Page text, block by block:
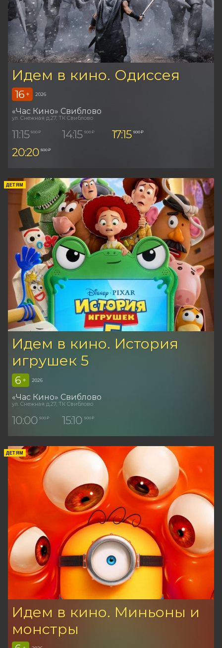
Идем в кино. Одиссея
16 + 2026
«Час Кино» Свиблово
ул. Снежная д.27, ТК Свиблово
11:15 500 ₽ 14:15 500 ₽ 17:15 500 ₽
20:20 500 ₽
ДЕТЯМ
Идем в кино. История
игрушек 5
6 + 2026
«Час Кино» Свиблово
ул. Снежная д.27, ТК Свиблово
10:00 500 ₽ 15:10 500 ₽
ДЕТЯМ
Идем в кино. Миньоны и
монстры